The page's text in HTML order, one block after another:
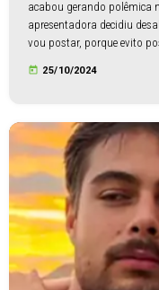
acabou gerando polêmica
apresentadora decidiu
vou postar, porque evito
today 25/10/2024